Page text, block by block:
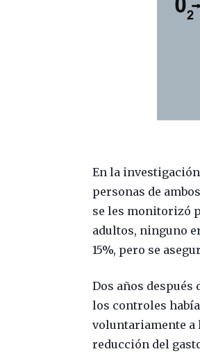
En la
personas de
se les monitorizó
adultos, ninguno
15%, pero se
Dos años
los controles
voluntariamente
reducción del